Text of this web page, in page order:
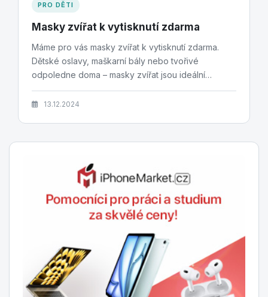
PRO DĚTI
Masky zvířat k vytisknutí zdarma
Máme pro vás masky zvířat k vytisknutí zdarma.
Dětské oslavy, maškarní bály nebo tvořivé
odpoledne doma – masky zvířat jsou ideální
zábavou pro...
13.12.2024